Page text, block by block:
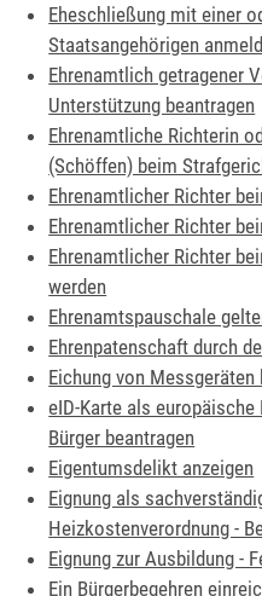
Eheschließung mit einer
Staatsangehörigen
Ehrenamtlich getragener
Unterstützung beantragen
Ehrenamtliche Richterin
(Schöffen) beim
Ehrenamtlicher Richter
Ehrenamtlicher Richter
Ehrenamtlicher Richter
werden
Ehrenamtspauschale
Ehrenpatenschaft durch
Eichung von Messgeräten
eID-Karte als
Bürger beantragen
Eigentumsdelikt anzeigen
Eignung als
Heizkostenverordnung -
Eignung zur Ausbildung -
Ein Bürgerbegehren